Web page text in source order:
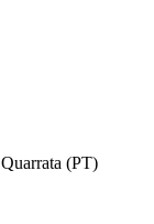
(PT)